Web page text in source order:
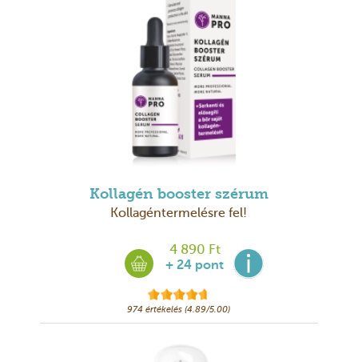
Kollagén booster szérum
Kollagéntermelésre fel!
4 890 Ft
+ 24 pont
974 értékelés (4.89/5.00)